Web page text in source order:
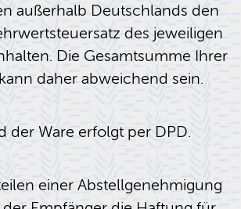
außerhalb Deutschlands den
des jeweiligen
Die Gesamtsumme Ihrer
daher abweichend sein.
der Ware erfolgt per DPD.
einer Abstellgenehmigung